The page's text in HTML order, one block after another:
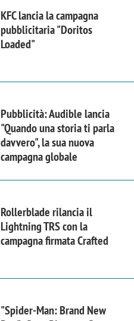
KFC lancia la campagna
pubblicitaria "Doritos
Loaded"
Pubblicità: Audible lancia
"Quando una storia ti parla
davvero", la sua nuova
campagna globale
Rollerblade rilancia il
Lightning TRS con la
campagna firmata Crafted
"Spider-Man: Brand New